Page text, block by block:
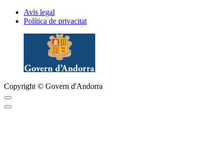
Avis legal
Política de privacitat
Copyright © Govern d'Andorra